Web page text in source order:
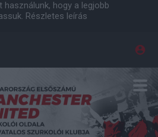
hogy a legjobb
Részletes leírás